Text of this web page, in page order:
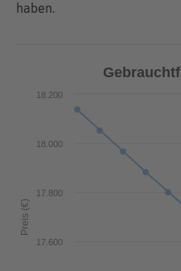
haben.
Preis (€)
17.600
17.800
18.000
18.200